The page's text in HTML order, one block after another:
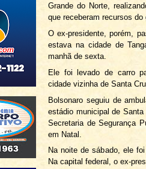
Grande do Norte,
que receberam recursos
O ex-presidente, porém,
estava na cidade de
manhã de sexta.
Ele foi levado de carro
cidade vizinha de Santa
Bolsonaro seguiu de
estádio municipal de
Secretaria de Segurança
em Natal.
Na noite de sábado, ele
Na capital federal, o ex-